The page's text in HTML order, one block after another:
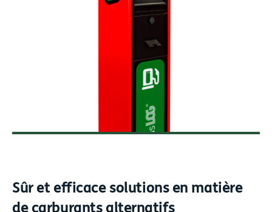
Sûr et efficace solutions en matière
de carburants alternatifs